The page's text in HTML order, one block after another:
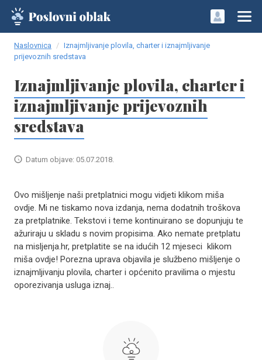
Naslovnica
Iznajmljivanje plovila, charter i iznajmljivanje
prijevoznih sredstava
Iznajmljivanje plovila, charter i
iznajmljivanje prijevoznih
sredstava
Datum objave: 05.07.2018.
Ovo mišljenje naši pretplatnici mogu vidjeti klikom miša
ovdje. Mi ne tiskamo nova izdanja, nema dodatnih troškova
za pretplatnike. Tekstovi i teme kontinuirano se dopunjuju te
ažuriraju u skladu s novim propisima. Ako nemate pretplatu
na misljenja.hr, pretplatite se na idućih 12 mjeseci klikom
miša ovdje! Porezna uprava objavila je službeno mišljenje o
iznajmljivanju plovila, charter i općenito pravilima o mjestu
oporezivanja usluga iznaj..